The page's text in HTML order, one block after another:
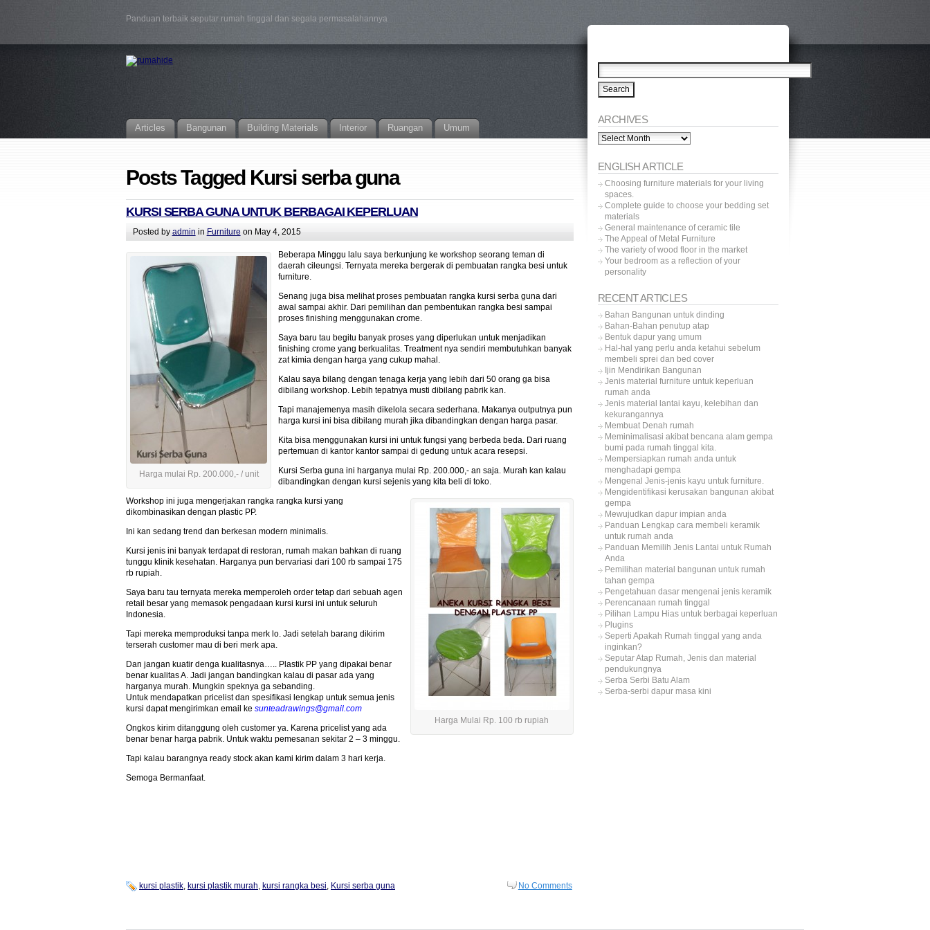
Panduan terbaik seputar rumah tinggal dan segala permasalahannya
Articles Bangunan Building Materials Interior Ruangan Umum
Posts Tagged Kursi serba guna
KURSI SERBA GUNA UNTUK BERBAGAI KEPERLUAN
Posted by admin in Furnitureon May 4, 2015
Harga mulai Rp. 200.000,- / unit
Beberapa Minggu lalu saya berkunjung ke workshop seorang teman di
daerah cileungsi. Ternyata mereka bergerak di pembuatan rangka besi untuk
furniture.
Senang juga bisa melihat proses pembuatan rangka kursi serba guna dari
awal sampai akhir. Dari pemilihan dan pembentukan rangka besi sampai
proses finishing menggunakan crome.
Saya baru tau begitu banyak proses yang diperlukan untuk menjadikan
finishing crome yang berkualitas. Treatment nya sendiri membutuhkan banyak
zat kimia dengan harga yang cukup mahal.
Kalau saya bilang dengan tenaga kerja yang lebih dari 50 orang ga bisa
dibilang workshop. Lebih tepatnya musti dibilang pabrik kan.
Tapi manajemenya masih dikelola secara sederhana. Makanya outputnya pun
harga kursi ini bisa dibilang murah jika dibandingkan dengan harga pasar.
Kita bisa menggunakan kursi ini untuk fungsi yang berbeda beda. Dari ruang
pertemuan di kantor kantor sampai di gedung untuk acara resepsi.
Kursi Serba guna ini harganya mulai Rp. 200.000,- an saja. Murah kan kalau
dibandingkan dengan kursi sejenis yang kita beli di toko.
Harga Mulai Rp. 100 rb rupiah
Workshop ini juga mengerjakan rangka rangka kursi yang
dikombinasikan dengan plastic PP.
Ini kan sedang trend dan berkesan modern minimalis.
Kursi jenis ini banyak terdapat di restoran, rumah makan bahkan di ruang
tunggu klinik kesehatan. Harganya pun bervariasi dari 100 rb sampai 175
rb rupiah.
Saya baru tau ternyata mereka memperoleh order tetap dari sebuah agen
retail besar yang memasok pengadaan kursi kursi ini untuk seluruh
Indonesia.
Tapi mereka memproduksi tanpa merk lo. Jadi setelah barang dikirim
terserah customer mau di beri merk apa.
Dan jangan kuatir denga kualitasnya….. Plastik PP yang dipakai benar
benar kualitas A. Jadi jangan bandingkan kalau di pasar ada yang
harganya murah. Mungkin speknya ga sebanding.
Untuk mendapatkan pricelist dan spesifikasi lengkap untuk semua jenis
kursi dapat mengirimkan email ke sunteadrawings@gmail.com
Ongkos kirim ditanggung oleh customer ya. Karena pricelist yang ada
benar benar harga pabrik. Untuk waktu pemesanan sekitar 2 – 3 minggu.
Tapi kalau barangnya ready stock akan kami kirim dalam 3 hari kerja.
Semoga Bermanfaat.
kursi plastik kursi plastik murah kursi rangka besi Kursi serba guna No Comments
ARCHIVES
Archives
ENGLISH ARTICLE
Choosing furniture materials for your living
spaces.
Complete guide to choose your bedding set
materials
General maintenance of ceramic tile
The Appeal of Metal Furniture
The variety of wood floor in the market
Your bedroom as a reflection of your
personality
RECENT ARTICLES
Bahan Bangunan untuk dinding
Bahan-Bahan penutup atap
Bentuk dapur yang umum
Hal-hal yang perlu anda ketahui sebelum
membeli sprei dan bed cover
Ijin Mendirikan Bangunan
Jenis material furniture untuk keperluan
rumah anda
Jenis material lantai kayu, kelebihan dan
kekurangannya
Membuat Denah rumah
Meminimalisasi akibat bencana alam gempa
bumi pada rumah tinggal kita.
Mempersiapkan rumah anda untuk
menghadapi gempa
Mengenal Jenis-jenis kayu untuk furniture.
Mengidentifikasi kerusakan bangunan akibat
gempa
Mewujudkan dapur impian anda
Panduan Lengkap cara membeli keramik
untuk rumah anda
Panduan Memilih Jenis Lantai untuk Rumah
Anda
Pemilihan material bangunan untuk rumah
tahan gempa
Pengetahuan dasar mengenai jenis keramik
Perencanaan rumah tinggal
Pilihan Lampu Hias untuk berbagai keperluan
Plugins
Seperti Apakah Rumah tinggal yang anda
inginkan?
Seputar Atap Rumah, Jenis dan material
pendukungnya
Serba Serbi Batu Alam
Serba-serbi dapur masa kini